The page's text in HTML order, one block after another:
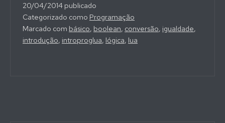
20/04/2014 publicado
Categorizado como Programação
Marcado com básico, boolean, conversão, igualdade,
introdução, introproglua, lógica, lua